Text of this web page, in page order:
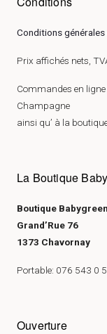
Conditions générales
Prix affichés nets,
Commandes en
Champagne
ainsi qu’ à la
La Boutique
Boutique
Grand’Rue 76
1373 Chavornay
Portable: 076 543 0
Ouverture